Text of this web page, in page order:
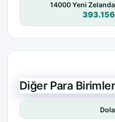
14000 Yeni
Diğer Para